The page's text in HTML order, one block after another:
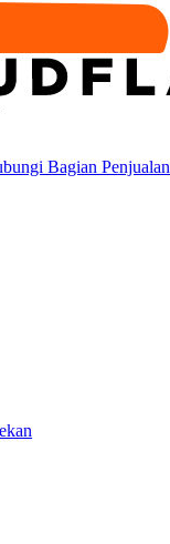
Bagian Penjualan